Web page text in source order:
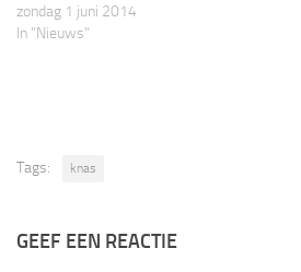
zondag 1 juni 2014
In "Nieuws"
Tags: knas
GEEF EEN REACTIE